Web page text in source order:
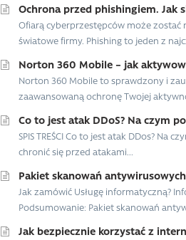
Ochrona przed phishingiem. Jak
Ofiarą cyberprzestępców może
światowe firmy. Phishing to jeden z
Norton 360 Mobile – jak
Norton 360 Mobile to sprawdzony i
zaawansowaną ochronę Twojej
Co to jest atak DDoS? Na czym
SPIS TREŚCI Co to jest atak DDos? Na
chronić się przed atakami...
Pakiet skanowań antywirusowych
Jak zamówić Usługę informatyczną?
Podsumowanie: Pakiet skanowań
Jak bezpiecznie korzystać z